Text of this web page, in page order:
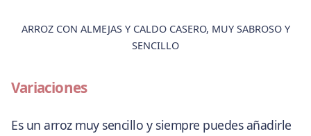
ARROZ CON ALMEJAS Y CALDO CASERO, MUY SABROSO Y
SENCILLO
Variaciones
Es un arroz muy sencillo y siempre puedes añadirle